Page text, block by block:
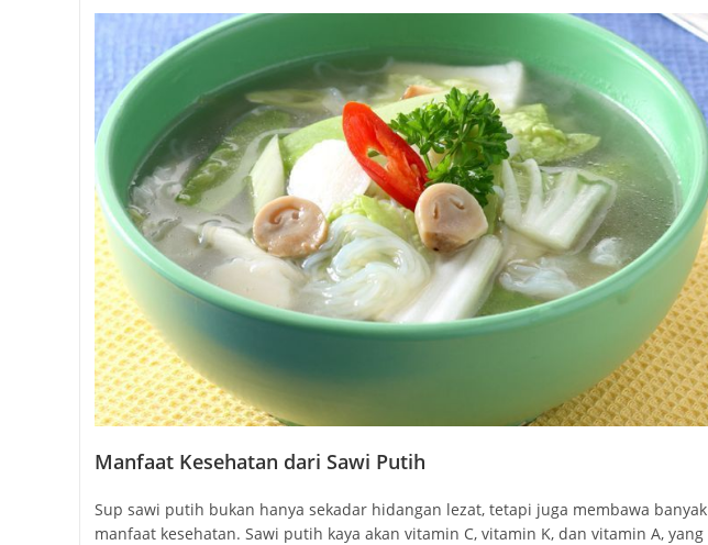
Manfaat Kesehatan dari Sawi Putih
Sup sawi putih bukan hanya sekadar hidangan lezat, tetapi juga membawa banyak
manfaat kesehatan. Sawi putih kaya akan vitamin C, vitamin K, dan vitamin A, yang